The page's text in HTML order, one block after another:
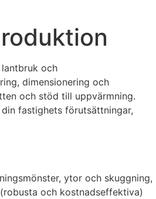
och
dimensionering och
och stöd till uppvärmning.
fastighets förutsättningar,
ytor och skuggning,
och kostnadseffektiva)